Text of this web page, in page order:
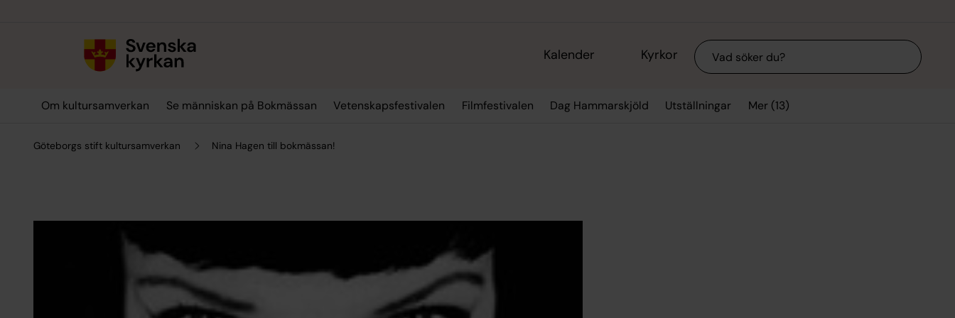
Kalender Kyrkor Sök
Om kultursamverkan Se människan på Bokmässan Vetenskapsfestivalen Filmfestivalen Dag Hammarskjöld Utställningar Mer (13)
Göteborgs stift kultursamverkan Nina Hagen till bokmässan!